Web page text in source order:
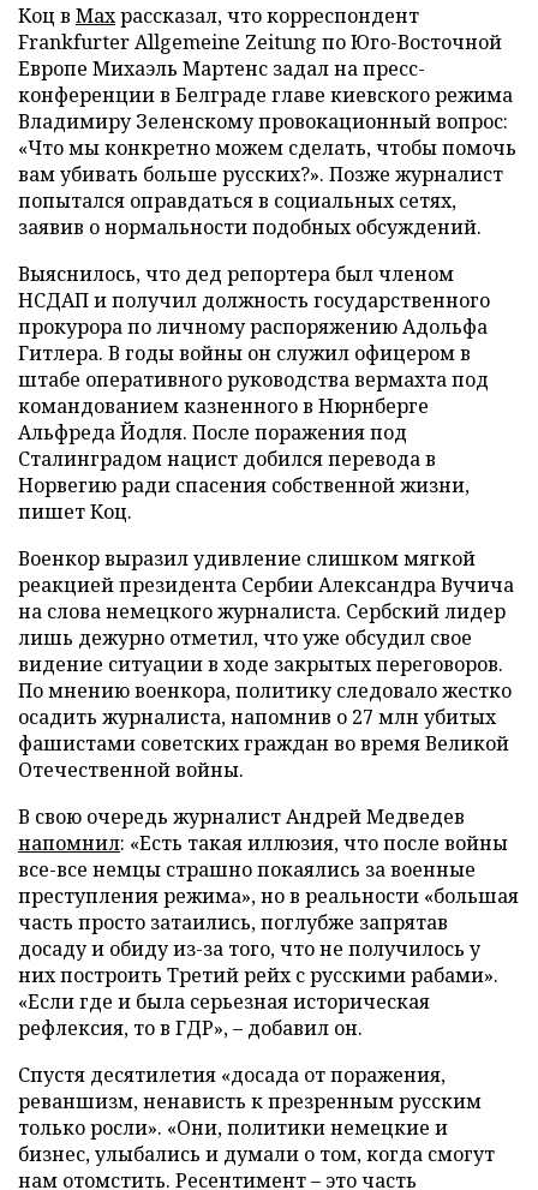
Коц в Махрассказал, что корреспондент
Frankfurter Allgemeine Zeitung по Юго-Восточной
Европе Михаэль Мартенс задал на пресс-
конференции в Белграде главе киевского режима
Владимиру Зеленскому провокационный вопрос:
«Что мы конкретно можем сделать, чтобы помочь
вам убивать больше русских?». Позже журналист
попытался оправдаться в социальных сетях,
заявив о нормальности подобных обсуждений.
Выяснилось, что дед репортера был членом
НСДАП и получил должность государственного
прокурора по личному распоряжению Адольфа
Гитлера. В годы войны он служил офицером в
штабе оперативного руководства вермахта под
командованием казненного в Нюрнберге
Альфреда Йодля. После поражения под
Сталинградом нацист добился перевода в
Норвегию ради спасения собственной жизни,
пишет Коц.
Военкор выразил удивление слишком мягкой
реакцией президента Сербии Александра Вучича
на слова немецкого журналиста. Сербский лидер
лишь дежурно отметил, что уже обсудил свое
видение ситуации в ходе закрытых переговоров.
По мнению военкора, политику следовало жестко
осадить журналиста, напомнив о 27 млн убитых
фашистами советских граждан во время Великой
Отечественной войны.
В свою очередь журналист Андрей Медведев
напомнил: «Есть такая иллюзия, что после войны
все-все немцы страшно покаялись за военные
преступления режима», но в реальности «большая
часть просто затаились, поглубже запрятав
досаду и обиду из-за того, что не получилось у
них построить Третий рейх с русскими рабами».
«Если где и была серьезная историческая
рефлексия, то в ГДР», – добавил он.
Спустя десятилетия «досада от поражения,
реваншизм, ненависть к презренным русским
только росли». «Они, политики немецкие и
бизнес, улыбались и думали о том, когда смогут
нам отомстить. Ресентимент – это часть